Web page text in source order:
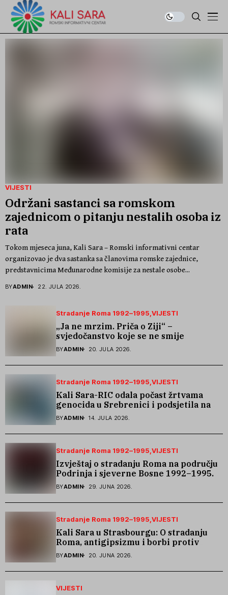
VIJESTI
Održani sastanci sa romskom
zajednicom o pitanju nestalih osoba iz
rata
Tokom mjeseca juna, Kali Sara – Romski informativni centar
organizovao je dva sastanka sa članovima romske zajednice,
predstavnicima Međunarodne komisije za nestale osobe...
BYADMIN 22. JULA 2026.
Stradanje Roma 1992–1995 VIJESTI
„Ja ne mrzim. Priča o Ziji“ –
svjedočanstvo koje se ne smije
zaboraviti
BYADMIN 20. JULA 2026.
Stradanje Roma 1992–1995 VIJESTI
Kali Sara-RIC odala počast žrtvama
genocida u Srebrenici i podsjetila na
stradanje Roma iz Skočića
BYADMIN 14. JULA 2026.
Stradanje Roma 1992–1995 VIJESTI
Izvještaj o stradanju Roma na području
Podrinja i sjeverne Bosne 1992–1995.
godine
BYADMIN 29. JUNA 2026.
Stradanje Roma 1992–1995 VIJESTI
Kali Sara u Strasbourgu: O stradanju
Roma, antigipsizmu i borbi protiv
govora mržnje
BYADMIN 20. JUNA 2026.
VIJESTI